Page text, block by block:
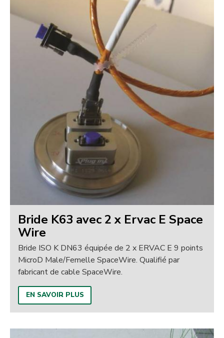
Bride K63 avec 2 x Ervac E Space
Wire
Bride ISO K DN63 équipée de 2 x ERVAC E 9 points
MicroD Male/Femelle SpaceWire. Qualifié par
fabricant de cable SpaceWire.
EN SAVOIR PLUS